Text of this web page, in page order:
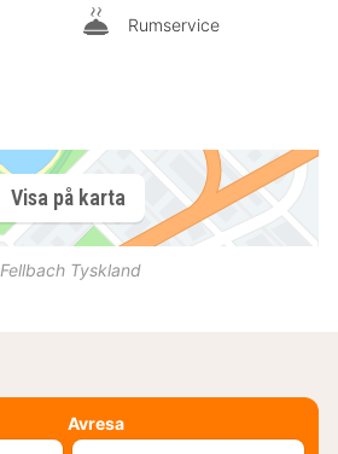
Rumservice
Visa på karta
Fellbach Tyskland
Avresa